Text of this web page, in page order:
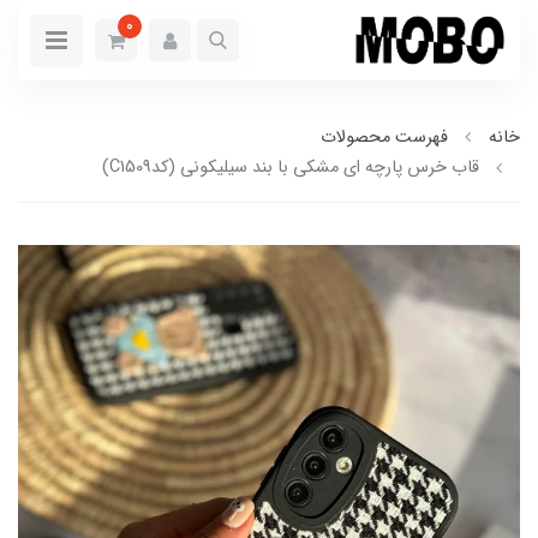
0
خانه
فهرست محصولات
قاب خرس پارچه ای مشکی با بند سیلیکونی (کدC1509)